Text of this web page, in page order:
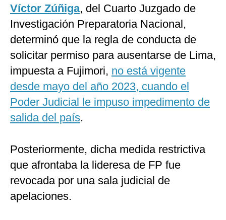
Víctor Zúñiga, del Cuarto Juzgado de
Investigación Preparatoria Nacional,
determinó que la regla de conducta de
solicitar permiso para ausentarse de Lima,
impuesta a Fujimori, no está vigente
desde mayo del año 2023, cuando el
Poder Judicial le impuso impedimento de
salida del país.
Posteriormente, dicha medida restrictiva
que afrontaba la lideresa de FP fue
revocada por una sala judicial de
apelaciones.